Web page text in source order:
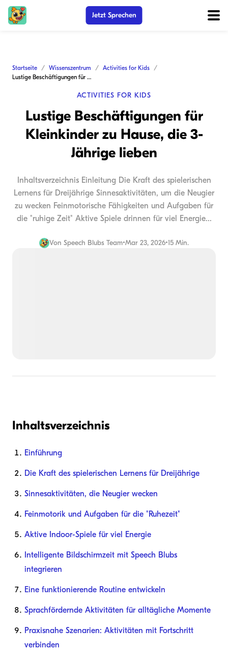
Jetzt Sprechen
Startseite Wissenszentrum
Activities for Kids
Lustige Beschäftigungen für Kleinkinder zu Hause, die 3-Jährige lieben
ACTIVITIES FOR KIDS
Lustige Beschäftigungen für
Kleinkinder zu Hause, die 3-
Jährige lieben
Inhaltsverzeichnis Einleitung Die Kraft des spielerischen
Lernens für Dreijährige Sinnesaktivitäten, um die Neugier
zu wecken Feinmotorische Fähigkeiten und Aufgaben für
die "ruhige Zeit" Aktive Spiele drinnen für viel Energie...
Von Speech Blubs Team•Mar 23, 2026•15 Min.
Inhaltsverzeichnis
Einführung
Die Kraft des spielerischen Lernens für Dreijährige
Sinnesaktivitäten, die Neugier wecken
Feinmotorik und Aufgaben für die "Ruhezeit"
Aktive Indoor-Spiele für viel Energie
Intelligente Bildschirmzeit mit Speech Blubs
integrieren
Eine funktionierende Routine entwickeln
Sprachfördernde Aktivitäten für alltägliche Momente
Praxisnahe Szenarien: Aktivitäten mit Fortschritt
verbinden